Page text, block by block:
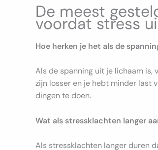
De meest
voordat stress
Hoe herken je het als de
Als de spanning uit je lichaam is,
zijn losser en je hebt minder last
dingen te doen.
Wat als stressklachten langer
Als stressklachten langer duren